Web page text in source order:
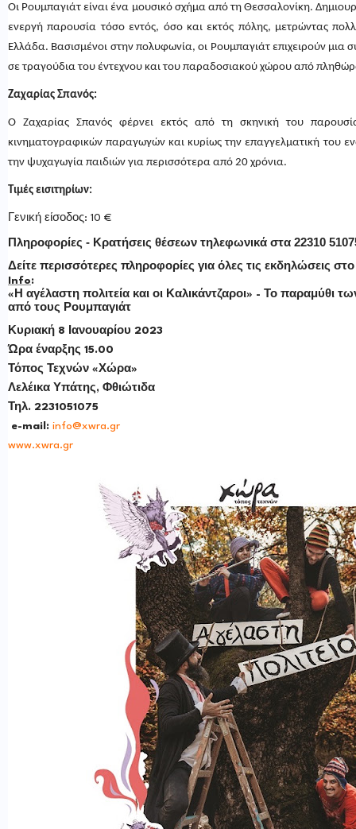
Οι Ρουμπαγιάτ είναι ένα μουσικό σχήμα από τη Θεσσαλονίκη.
ενεργή παρουσία τόσο εντός, όσο και εκτός πόλης, μετρώντας
Ελλάδα. Βασισμένοι στην πολυφωνία, οι Ρουμπαγιάτ επιχειρούν μια
σε τραγούδια του έντεχνου και του παραδοσιακού χώρου από
Ζαχαρίας Σπανός:
Ο Ζαχαρίας Σπανός φέρνει εκτός από τη σκηνική του
κινηματογραφικών παραγωγών και κυρίως την επαγγελματική του
την ψυχαγωγία παιδιών για περισσότερα από 20 χρόνια.
Τιμές εισιτηρίων:
Γενική είσοδος: 10 €
Πληροφορίες - Κρατήσεις θέσεων τηλεφωνικά στα 22310
Δείτε περισσότερες πληροφορίες για όλες τις εκδηλώσεις στο
Info:
«Η αγέλαστη πολιτεία και οι Καλικάντζαροι» - Το παραμύθι
από τους Ρουμπαγιάτ
Κυριακή 8 Ιανουαρίου 2023
Ώρα έναρξης 15.00
Τόπος Τεχνών «Χώρα»
Λελέικα Υπάτης, Φθιώτιδα
Τηλ. 2231051075
e-mail : info@xwra.gr
www.xwra.gr